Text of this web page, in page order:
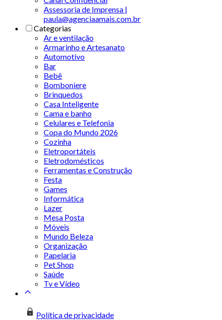
Assessoria de Imprensa |
paula@agenciaamais.com.br
Categorias
Ar e ventilação
Armarinho e Artesanato
Automotivo
Bar
Bebê
Bomboniere
Brinquedos
Casa Inteligente
Cama e banho
Celulares e Telefonia
Copa do Mundo 2026
Cozinha
Eletroportáteis
Eletrodomésticos
Ferramentas e Construção
Festa
Games
Informática
Lazer
Mesa Posta
Móveis
Mundo Beleza
Organização
Papelaria
Pet Shop
Saúde
Tv e Vídeo
Política de privacidade